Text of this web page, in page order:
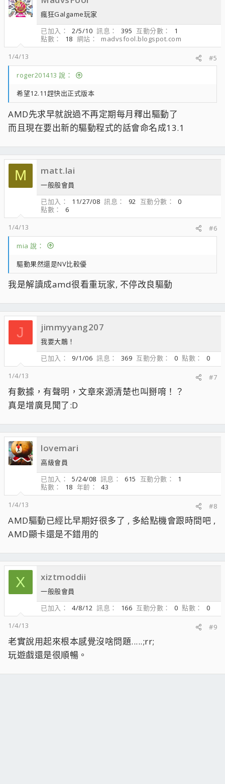
瘋狂Galgame玩家
已加入
2/5/10 訊息 395 互動分數
1
點數
18 網站
madvsfool.blogspot.com
1/4/13
#5
roger201413 說：
希望12.11趕快出正式版本
AMD先求早就說過不再定期每月釋出驅動了
而且現在要出新的驅動程式的話會命名成13.1
M matt.lai
一般般會員
已加入
11/27/08 訊息 92 互動分數
0
點數
6
1/4/13
#6
mia 說：
驅動果然還是NV比較優
我是解讀成amd很看重玩家, 不停改良驅動
J jimmyyang207
我要大鵰！
已加入
9/1/06 訊息 369 互動分數 0 點數
0
1/4/13
#7
有數據，有聲明，文章來源清楚也叫掰唷！？
真是增廣見聞了:D
lovemari
高級會員
已加入
5/24/08 訊息 615 互動分數
1
點數
18 年齡
43
1/4/13
#8
AMD驅動已經比早期好很多了 , 多給點機會跟時間吧 ,
AMD顯卡還是不錯用的
X xiztmoddii
一般般會員
已加入
4/8/12 訊息 166 互動分數 0 點數
0
1/4/13
#9
老實說用起來根本感覺沒啥問題.....;rr;
玩遊戲還是很順暢。